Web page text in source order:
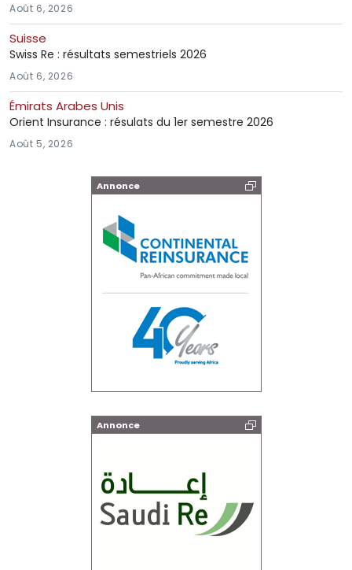
Août 6, 2026
Suisse
Swiss Re : résultats semestriels 2026
Août 6, 2026
Émirats Arabes Unis
Orient Insurance : résulats du 1er semestre 2026
Août 5, 2026
Annonce
Annonce